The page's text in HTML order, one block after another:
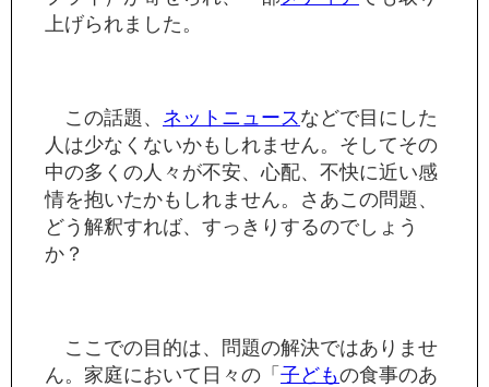
上げられました。
この話題、 ネット ニュースなどで目にした
人は少なくないかもしれません。そしてその
中の多くの人々が不安、心配、不快に近い感
情を抱いたかもしれません。さあこの問題、
どう解釈すれば、すっきりするのでしょう
か？
ここでの目的は、問題の解決ではありませ
ん。家庭において日々の「子どもの食事のあ